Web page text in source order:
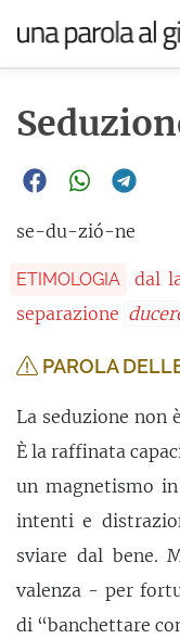
se-du-zió-ne
ETIMOLOGIA dal
separazione
PAROLA
La seduzione non
È la raffinata
un magnetismo
intenti e
sviare dal bene.
valenza - per
di “banchettare